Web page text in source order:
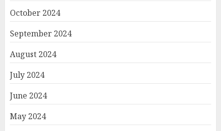
October 2024
September 2024
August 2024
July 2024
June 2024
May 2024